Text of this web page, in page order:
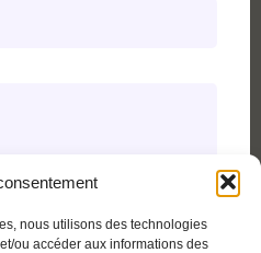
nous utilisons des technologies
ou accéder aux informations des